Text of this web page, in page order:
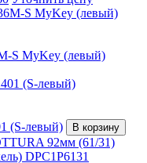
S MyKey (левый)
(S-левый)
В корзину